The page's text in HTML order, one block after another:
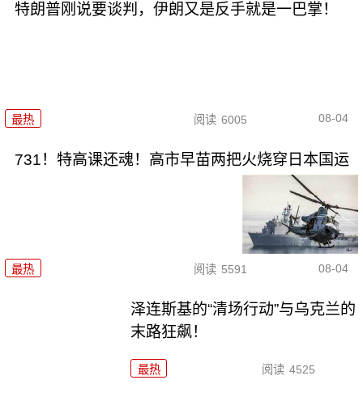
特朗普刚说要谈判，伊朗又是反手就是一巴掌！
最热 阅读 6005 08-04
731！特高课还魂！高市早苗两把火烧穿日本国运
最热 阅读 5591 08-04
泽连斯基的“清场行动”与乌克兰的
末路狂飙！
最热 阅读 4525